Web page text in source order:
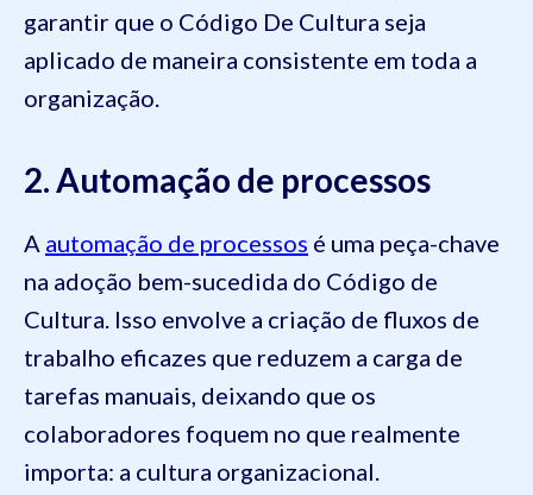
garantir que o Código De Cultura seja
aplicado de maneira consistente em toda a
organização.
2. Automação de processos
A automação de processos é uma peça-chave
na adoção bem-sucedida do Código de
Cultura. Isso envolve a criação de fluxos de
trabalho eficazes que reduzem a carga de
tarefas manuais, deixando que os
colaboradores foquem no que realmente
importa: a cultura organizacional.